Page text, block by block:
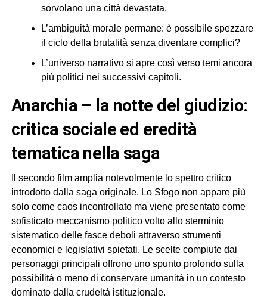
sorvolano una città devastata.
L’ambiguità morale permane: è possibile spezzare
il ciclo della brutalità senza diventare complici?
L’universo narrativo si apre così verso temi ancora
più politici nei successivi capitoli.
anarchia – la notte del giudizio:
critica sociale ed eredità
tematica nella saga
Il secondo film amplia notevolmente lo spettro critico
introdotto dalla saga originale. Lo Sfogo non appare più
solo come caos incontrollato ma viene presentato come
sofisticato meccanismo politico volto allo sterminio
sistematico delle fasce deboli attraverso strumenti
economici e legislativi spietati. Le scelte compiute dai
personaggi principali offrono uno spunto profondo sulla
possibilità o meno di conservare umanità in un contesto
dominato dalla crudeltà istituzionale.